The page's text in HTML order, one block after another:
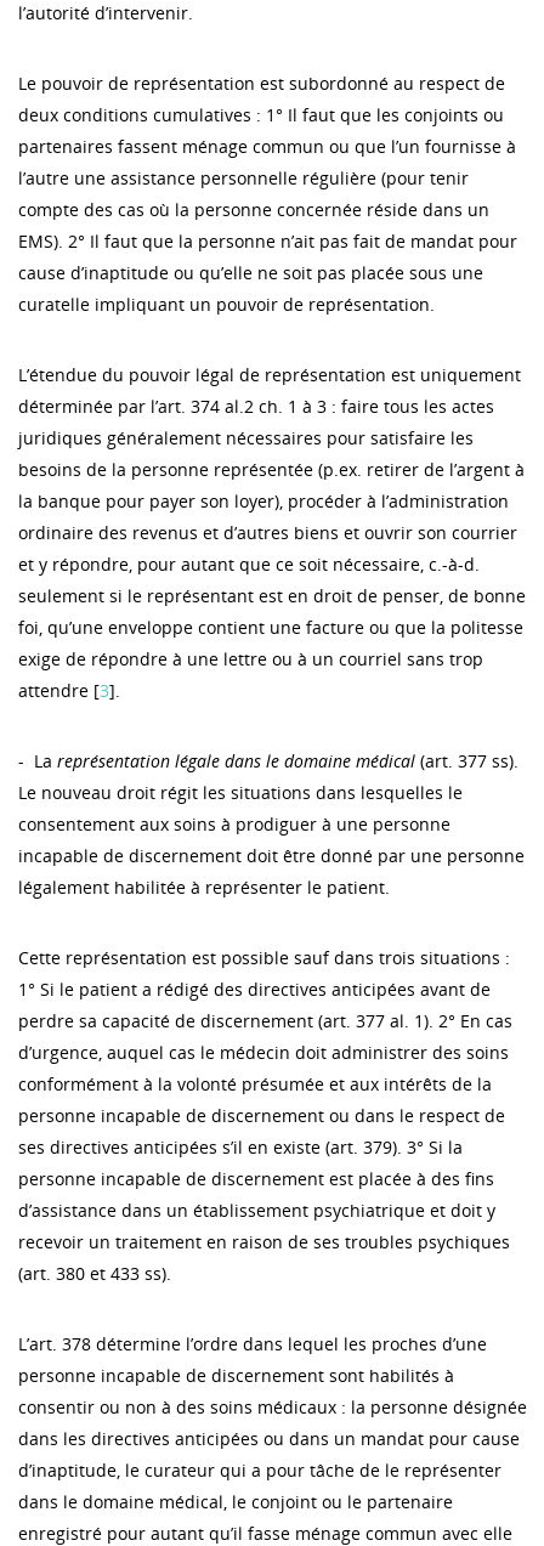
l’autorité d’intervenir.
Le pouvoir de représentation est subordonné au respect de
deux conditions cumulatives : 1° Il faut que les conjoints ou
partenaires fassent ménage commun ou que l’un fournisse à
l’autre une assistance personnelle régulière (pour tenir
compte des cas où la personne concernée réside dans un
EMS). 2° Il faut que la personne n’ait pas fait de mandat pour
cause d’inaptitude ou qu’elle ne soit pas placée sous une
curatelle impliquant un pouvoir de représentation.
L’étendue du pouvoir légal de représentation est uniquement
déterminée par l’art. 374 al.2 ch. 1 à 3 : faire tous les actes
juridiques généralement nécessaires pour satisfaire les
besoins de la personne représentée (p.ex. retirer de l’argent à
la banque pour payer son loyer), procéder à l’administration
ordinaire des revenus et d’autres biens et ouvrir son courrier
et y répondre, pour autant que ce soit nécessaire, c.-à-d.
seulement si le représentant est en droit de penser, de bonne
foi, qu’une enveloppe contient une facture ou que la politesse
exige de répondre à une lettre ou à un courriel sans trop
attendre [3].
- La représentation légale dans le domaine médical (art. 377 ss).
Le nouveau droit régit les situations dans lesquelles le
consentement aux soins à prodiguer à une personne
incapable de discernement doit être donné par une personne
légalement habilitée à représenter le patient.
Cette représentation est possible sauf dans trois situations :
1° Si le patient a rédigé des directives anticipées avant de
perdre sa capacité de discernement (art. 377 al. 1). 2° En cas
d’urgence, auquel cas le médecin doit administrer des soins
conformément à la volonté présumée et aux intérêts de la
personne incapable de discernement ou dans le respect de
ses directives anticipées s’il en existe (art. 379). 3° Si la
personne incapable de discernement est placée à des fins
d’assistance dans un établissement psychiatrique et doit y
recevoir un traitement en raison de ses troubles psychiques
(art. 380 et 433 ss).
L’art. 378 détermine l’ordre dans lequel les proches d’une
personne incapable de discernement sont habilités à
consentir ou non à des soins médicaux : la personne désignée
dans les directives anticipées ou dans un mandat pour cause
d’inaptitude, le curateur qui a pour tâche de le représenter
dans le domaine médical, le conjoint ou le partenaire
enregistré pour autant qu’il fasse ménage commun avec elle